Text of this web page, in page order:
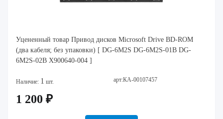
Уцененный товар Привод дисков Microsoft Drive BD-ROM
(два кабеля; без упаковки) [ DG-6M2S DG-6M2S-01B DG-
6M2S-02B X900640-004 ]
Наличие: 1 шт. арт:КА-00107457
1 200 ₽